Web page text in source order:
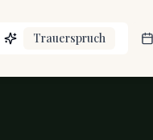
Trauerspruch